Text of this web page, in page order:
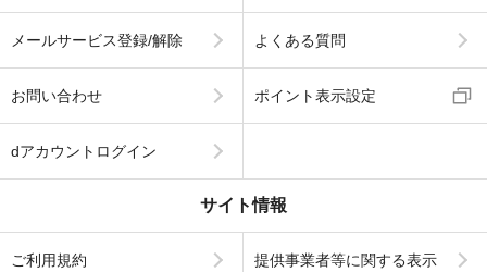
メールサービス登録/解除 よくある質問
お問い合わせ ポイント表示設定
dアカウントログイン
サイト情報
ご利用規約 提供事業者等に関する表示